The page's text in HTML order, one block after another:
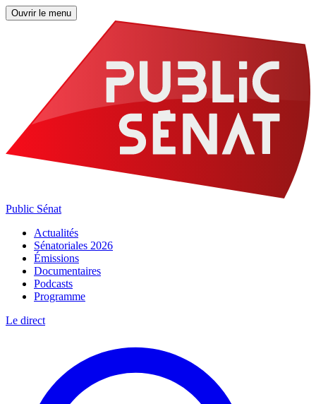
Ouvrir le menu
Public Sénat
Actualités
Sénatoriales 2026
Émissions
Documentaires
Podcasts
Programme
Le direct